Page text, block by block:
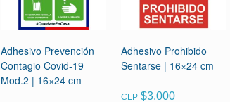
Adhesivo Prevención
Contagio Covid-19
Mod.2 | 16×24 cm
Adhesivo Prohibido
Sentarse | 16×24 cm
CLP $3.000